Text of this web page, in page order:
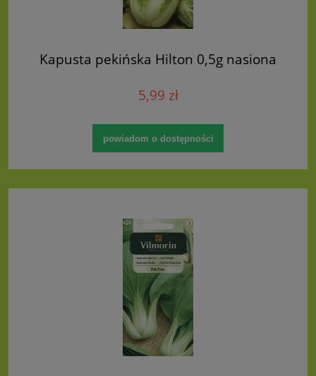
Kapusta pekińska Hilton 0,5g nasiona
5,99 zł
powiadom o dostępności